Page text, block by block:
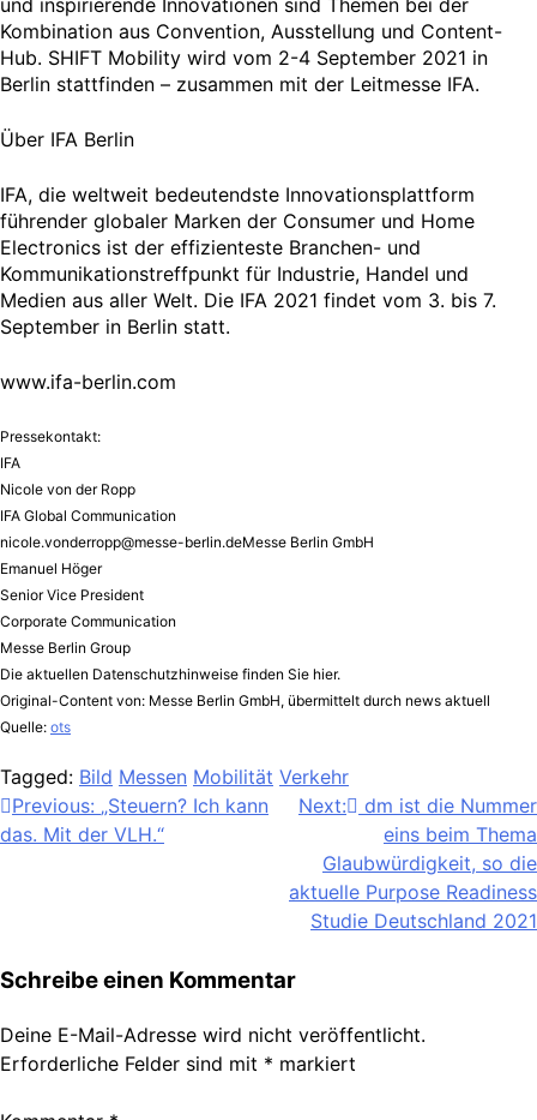
und inspirierende Innovationen sind Themen bei der
Kombination aus Convention, Ausstellung und Content-
Hub. SHIFT Mobility wird vom 2-4 September 2021 in
Berlin stattfinden – zusammen mit der Leitmesse IFA.
Über IFA Berlin
IFA, die weltweit bedeutendste Innovationsplattform
führender globaler Marken der Consumer und Home
Electronics ist der effizienteste Branchen- und
Kommunikationstreffpunkt für Industrie, Handel und
Medien aus aller Welt. Die IFA 2021 findet vom 3. bis 7.
September in Berlin statt.
www.ifa-berlin.com
Pressekontakt:
IFA
Nicole von der Ropp
IFA Global Communication
nicole.vonderropp@messe-berlin.deMesse Berlin GmbH
Emanuel Höger
Senior Vice President
Corporate Communication
Messe Berlin Group
Die aktuellen Datenschutzhinweise finden Sie hier.
Original-Content von: Messe Berlin GmbH, übermittelt durch news aktuell
Quelle: ots
Tagged: Bild Messen Mobilität Verkehr
Beitragsnavigation
Previous: „Steuern? Ich kann
das. Mit der VLH.“
Next:
dm ist die Nummer
eins beim Thema
Glaubwürdigkeit, so die
aktuelle Purpose Readiness
Studie Deutschland 2021
Schreibe einen Kommentar
Deine E-Mail-Adresse wird nicht veröffentlicht.
Erforderliche Felder sind mit * markiert